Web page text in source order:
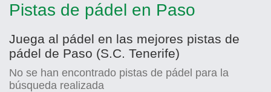
Pistas de pádel en Paso
Juega al pádel en las mejores pistas de
pádel de Paso (S.C. Tenerife)
No se han encontrado pistas de pádel para la
búsqueda realizada